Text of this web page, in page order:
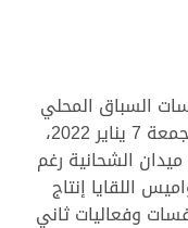
السباق المحلي
السابع بميدان الشحانية، صباح اليوم الجمعة 7 يناير 2022،
الشحانية رغم
اللقايا إنتاج
وفعاليات ثاني